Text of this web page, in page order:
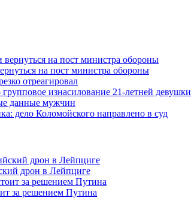
на пост министра обороны
отреагировал
изнасилование 21-летней девушки
данные мужчин
дело Коломойского направлено в суд
дрон в Лейпциге
за решением Путина